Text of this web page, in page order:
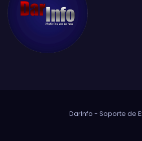
DarInfo - Soporte de